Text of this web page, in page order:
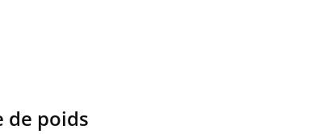
de poids